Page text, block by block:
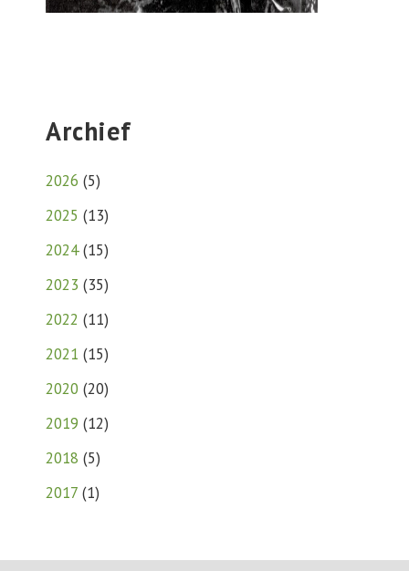
Archief
2026 (5)
2025 (13)
2024 (15)
2023 (35)
2022 (11)
2021 (15)
2020 (20)
2019 (12)
2018 (5)
2017 (1)